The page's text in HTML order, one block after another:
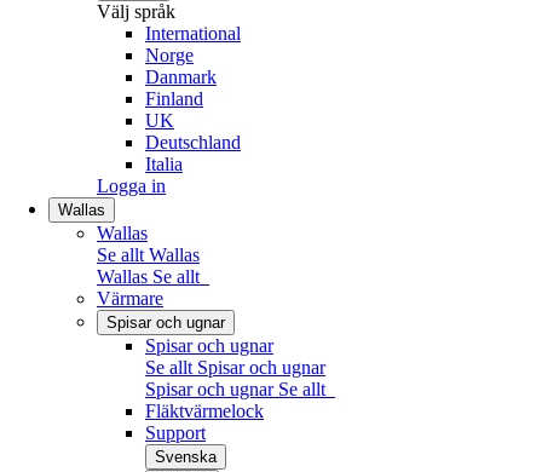
Välj språk
International
Norge
Danmark
Finland
UK
Deutschland
Italia
Logga in
Wallas
Wallas
Se allt Wallas
Wallas Se allt
Värmare
Spisar och ugnar
Spisar och ugnar
Se allt Spisar och ugnar
Spisar och ugnar Se allt
Fläktvärmelock
Support
Svenska